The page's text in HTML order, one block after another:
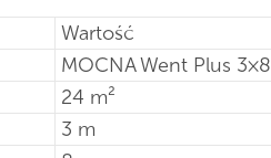
Wartość
MOCNA Went Plus
24 m²
3 m